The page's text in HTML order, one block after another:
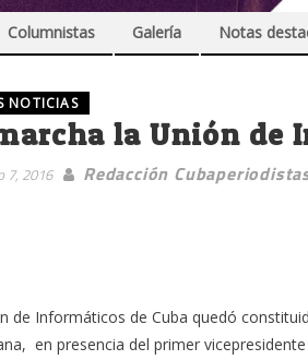
Columnistas Galería Notas
NOTICIAS
la Unión de
7, 2016 Redacción
de Informáticos de Cuba quedó
en presencia del primer